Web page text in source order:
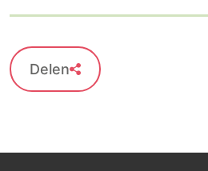
Delen